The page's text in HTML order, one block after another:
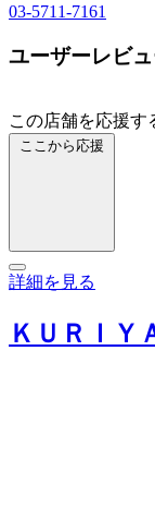
03-5711-7161
ユーザーレビ
この店舗を応援す
ここから応援
詳細を見る
ＫＵＲＩＹ